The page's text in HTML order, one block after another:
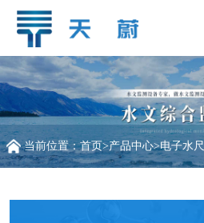
当前位置：首页>产品中心>电子水尺